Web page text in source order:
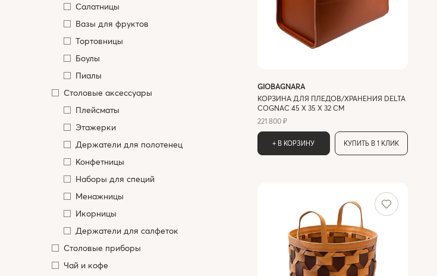
Салатницы
Вазы для фруктов
Тортовницы
Боулы
Пиалы
Столовые аксессуары
Плейсматы
Этажерки
Держатели для полотенец
Конфетницы
Наборы для специй
Менажницы
Икорницы
Держатели для салфеток
Столовые приборы
Чай и кофе
GIOBAGNARA
КОРЗИНА ДЛЯ ПЛЕДОВ/ХРАНЕНИЯ DELTA
COGNAC 45 X 35 X 32 СМ
221 800 ₽
+ В КОРЗИНУ КУПИТЬ В 1 КЛИК